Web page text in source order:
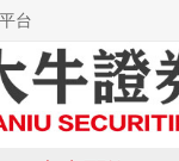
台